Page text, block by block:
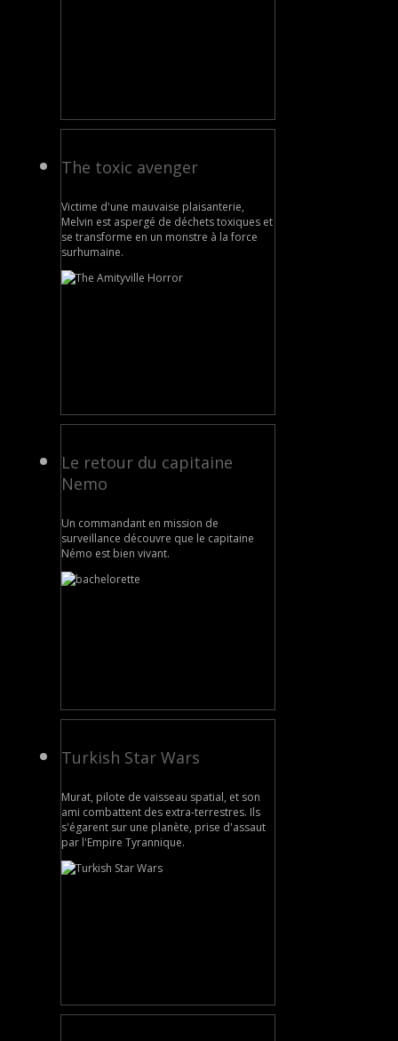
The toxic avenger
Victime d'une mauvaise plaisanterie,
Melvin est aspergé de déchets toxiques et
se transforme en un monstre à la force
surhumaine.
Le retour du capitaine
Nemo
Un commandant en mission de
surveillance découvre que le capitaine
Némo est bien vivant.
Turkish Star Wars
Murat, pilote de vaisseau spatial, et son
ami combattent des extra-terrestres. Ils
s'égarent sur une planète, prise d'assaut
par l'Empire Tyrannique.